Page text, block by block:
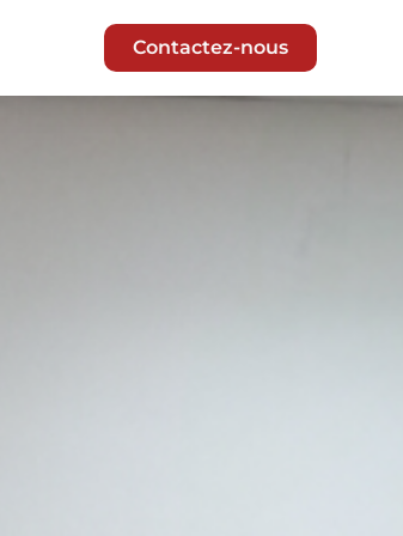
Contactez-nous